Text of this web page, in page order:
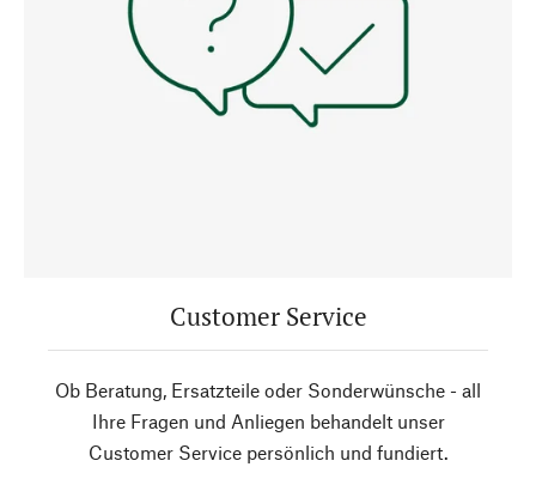
Customer Service
Ob Beratung, Ersatzteile oder Sonderwünsche - all
Ihre Fragen und Anliegen behandelt unser
Customer Service persönlich und fundiert.